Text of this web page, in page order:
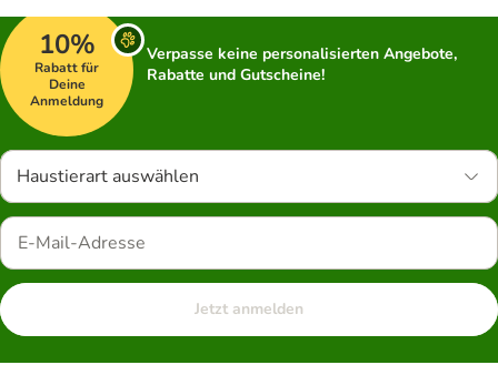
10%
Rabatt für
Deine
Anmeldung
Verpasse keine personalisierten Angebote,
Rabatte und Gutscheine!
Haustierart auswählen
Jetzt anmelden